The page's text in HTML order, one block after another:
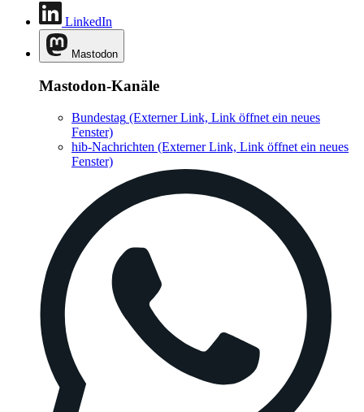
LinkedIn
Mastodon
Mastodon-Kanäle
Bundestag (Externer Link, Link öffnet ein neues
Fenster)
hib-Nachrichten (Externer Link, Link öffnet ein neues
Fenster)